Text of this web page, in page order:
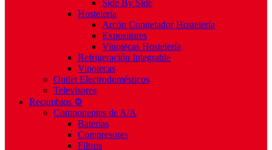
Side By Side
Hostelería
Arcón Congelador Hostelería
Expositores
Vinotecas Hostelería
Refrigeración Integrable
Vinotecas
Outlet Electrodomésticos
Televisores
Recambios ⚙️
Componentes de A/A
Baterías
Compresores
Filtros